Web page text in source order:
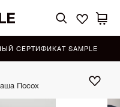
СЕРТИФИКАТ SAMPLE
Посох